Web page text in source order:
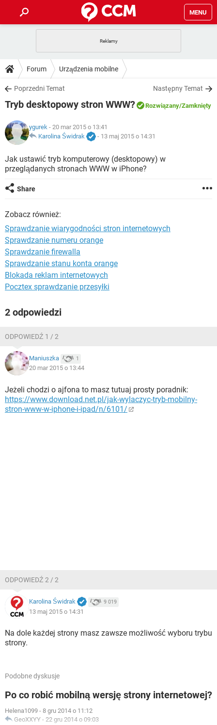
MENU
GRY WHATSAPP
SPOTIFY
INSTAGRAM FACEBOOK
WINDOWS 10
PORADY
PlayStation TIKTOK
INSTAGRAM
WINDOWS 10
DO POBRANIA
ANDROID TIKTOK
GRY
IOS NETFLIX
INSTAGRAM FACEBOOK
WINDOWS 10
FORUM
COVID-19
GRY
SPOTIFY NETFLIX
ARTYKUŁY
COVID-19 TIKTOK
GRY WHATSAPP
SPOTIFY
Forum Urządzenia mobilne
Poprzedni Temat Następny Temat
Tryb desktopowy stron WWW? Rozwiązany/Zamknięty
ygurek - 20 mar 2015 o 13:41
Karolina Świdrak
- 13 maj 2015 o 14:31
Jak ustawić tryb komputerowy (desktopowy) w
przeglądanych stronach WWW w iPhone?
Share
Zobacz również:
Sprawdzanie wiarygodności stron internetowych
Sprawdzanie numeru orange
Sprawdzanie firewalla
Sprawdzanie stanu konta orange
Blokada reklam internetowych
Pocztex sprawdzanie przesyłki
2 odpowiedzi
ODPOWIEDŹ 1 / 2
Maniuszka 1
20 mar 2015 o 13:44
Jeżeli chodzi o ajfona to masz tutuaj prosty poradnik:
https://www.download.net.pl/jak-wylaczyc-tryb-mobilny-
stron-www-w-iphone-i-ipad/n/6101/
ODPOWIEDŹ 2 / 2
Karolina Świdrak 9 019
13 maj 2015 o 14:31
Na dole każdej strony masz zawsze możliwość wyboru trybu
strony.
Podobne dyskusje
Po co robić mobilną wersję strony internetowej?
Helena1099 - 8 gru 2014 o 11:12
GeoXXYY - 22 gru 2014 o 09:03